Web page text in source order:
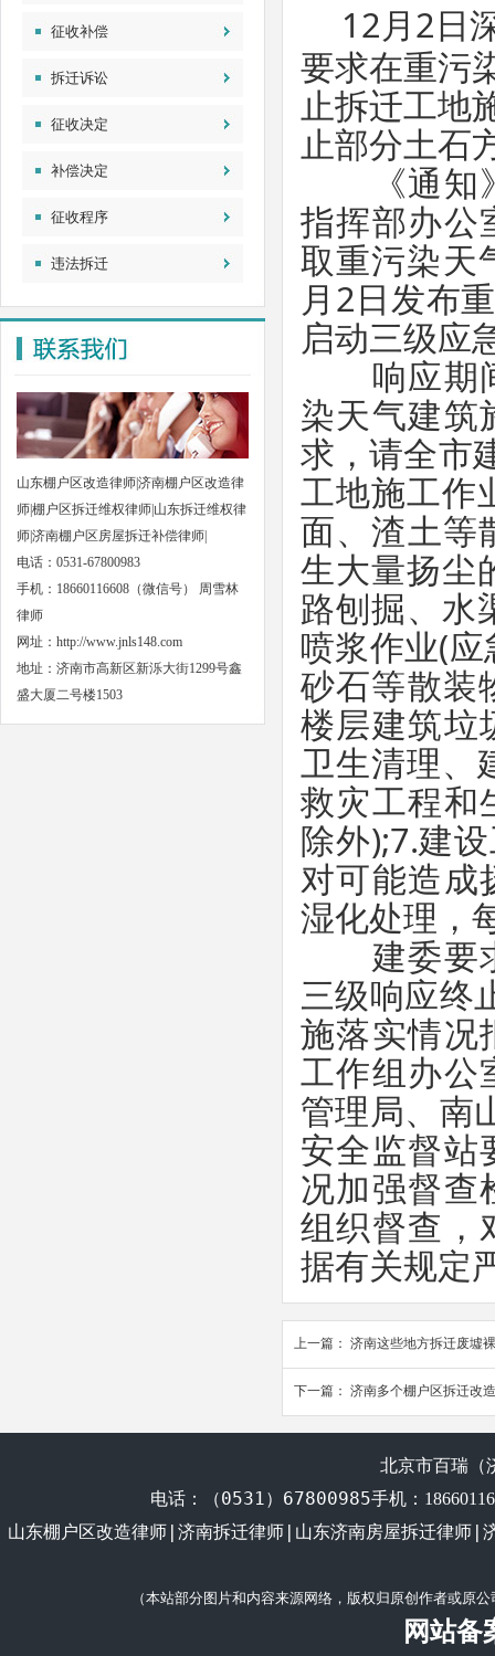
征收补偿
拆迁诉讼
征收决定
补偿决定
征收程序
违法拆迁
山东棚户区改造律师|济南棚户区改造律
师|棚户区拆迁维权律师|山东拆迁维权律
师|济南棚户区房屋拆迁补偿律师|
电话：0531-67800983
手机：18660116608（微信号） 周雪林
律师
网址： http://www.jnls148.com
地址：济南市高新区新泺大街1299号鑫
盛大厦二号楼1503
12月2日
要求在重污
止拆迁工地
止部分土石
《通知》
指挥部办公
取重污染天
月2日发布
启动三级应
响应期间
染天气建筑
求，请全市
工地施工作
面、渣土等
生大量扬尘
路刨掘、水
喷浆作业(
砂石等散装
楼层建筑垃
卫生清理、
救灾工程和
除外);7.建
对可能造成
湿化处理，
建委要求
三级响应终
施落实情况
工作组办公
管理局、南
安全监督站
况加强督查
组织督查，
据有关规定
上一篇： 济南这些地方拆迁废墟
下一篇： 济南多个棚户区拆迁改
北京市百瑞（
电话： （0531）67800985手机：
山东棚户区改造律师|济南拆迁律师|山东济南房屋拆迁律师
（本站部分图片和内容来源网络，版权归原创作者或原
网站备